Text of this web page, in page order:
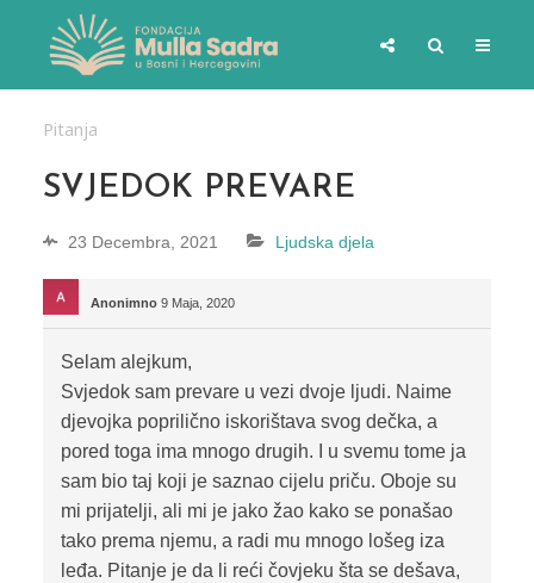
Pitanja
SVJEDOK PREVARE
23 Decembra, 2021 Ljudska djela
Anonimno 9 Maja, 2020
Selam alejkum,
Svjedok sam prevare u vezi dvoje ljudi. Naime
djevojka poprilično iskorištava svog dečka, a
pored toga ima mnogo drugih. I u svemu tome ja
sam bio taj koji je saznao cijelu priču. Oboje su
mi prijatelji, ali mi je jako žao kako se ponašao
tako prema njemu, a radi mu mnogo lošeg iza
leđa. Pitanje je da li reći čovjeku šta se dešava,